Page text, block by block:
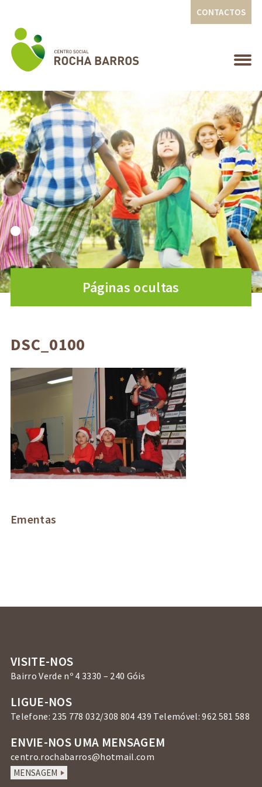
CONTACTOS
Páginas ocultas
Ementas
DSC_0100
VISITE-NOS
Bairro Verde nº 4 3330 – 240 Góis
LIGUE-NOS
Telefone: 235 778 032/308 804 439 Telemóvel: 962 581 588
ENVIE-NOS UMA MENSAGEM
centro.rochabarros@hotmail.com
MENSAGEM